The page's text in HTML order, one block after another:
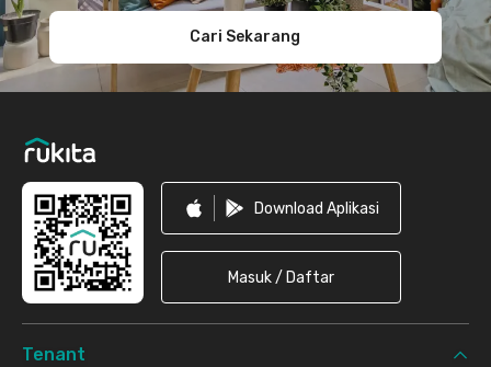
Cari Sekarang
Download Aplikasi
Masuk / Daftar
Tenant